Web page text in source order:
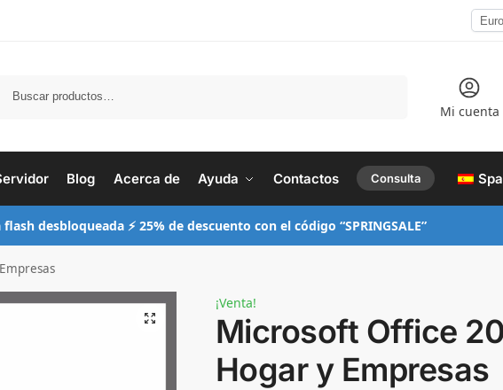
Mi cuenta
Blog Acerca de Ayuda Contactos Consulta
desbloqueada ⚡ 25% de descuento con el código “SPRINGSALE”
¡Venta!
Microsoft Office
Hogar y Empresas